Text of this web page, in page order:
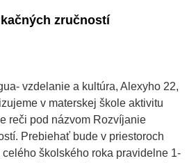
zručností
vzdelanie a kultúra, Alexyho 22,
v materskej škole aktivitu
reči pod názvom Rozvíjanie
Prebiehať bude v priestoroch
školského roka pravidelne 1-